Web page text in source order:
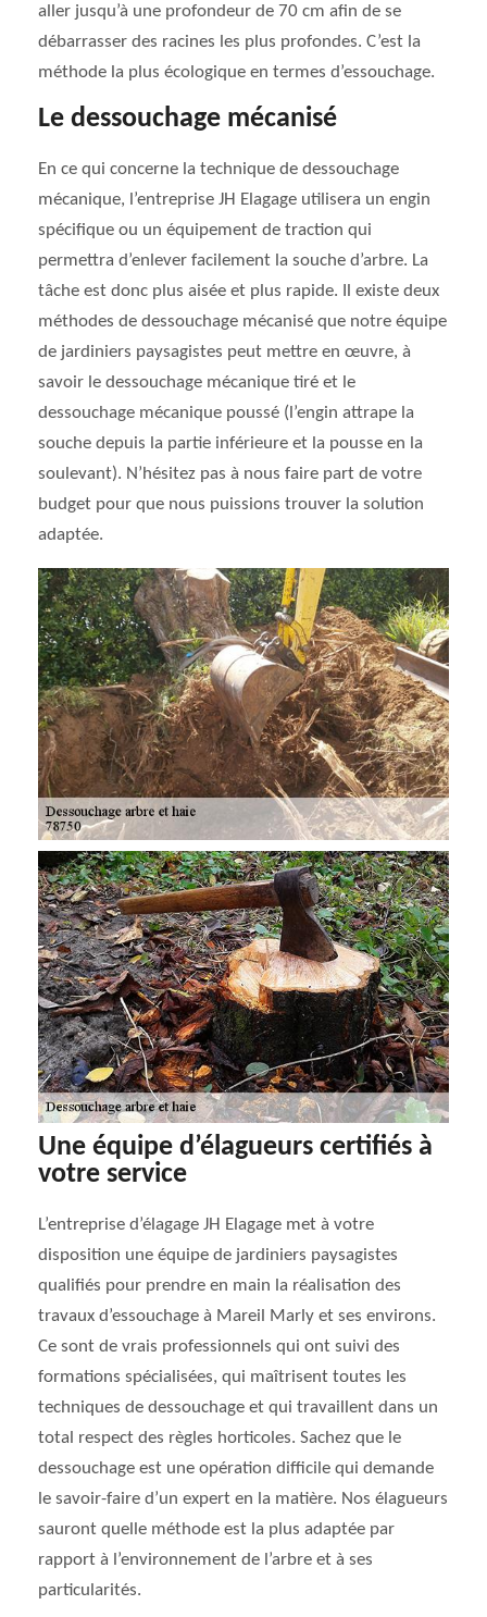
aller jusqu’à une profondeur de 70 cm afin de se
débarrasser des racines les plus profondes. C’est la
méthode la plus écologique en termes d’essouchage.
Le dessouchage mécanisé
En ce qui concerne la technique de dessouchage
mécanique, l’entreprise JH Elagage utilisera un engin
spécifique ou un équipement de traction qui
permettra d’enlever facilement la souche d’arbre. La
tâche est donc plus aisée et plus rapide. Il existe deux
méthodes de dessouchage mécanisé que notre équipe
de jardiniers paysagistes peut mettre en œuvre, à
savoir le dessouchage mécanique tiré et le
dessouchage mécanique poussé (l’engin attrape la
souche depuis la partie inférieure et la pousse en la
soulevant). N’hésitez pas à nous faire part de votre
budget pour que nous puissions trouver la solution
adaptée.
Une équipe d’élagueurs certifiés à
votre service
L’entreprise d’élagage JH Elagage met à votre
disposition une équipe de jardiniers paysagistes
qualifiés pour prendre en main la réalisation des
travaux d’essouchage à Mareil Marly et ses environs.
Ce sont de vrais professionnels qui ont suivi des
formations spécialisées, qui maîtrisent toutes les
techniques de dessouchage et qui travaillent dans un
total respect des règles horticoles. Sachez que le
dessouchage est une opération difficile qui demande
le savoir-faire d’un expert en la matière. Nos élagueurs
sauront quelle méthode est la plus adaptée par
rapport à l’environnement de l’arbre et à ses
particularités.